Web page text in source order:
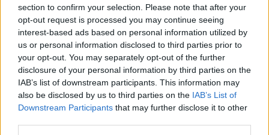
section to confirm your selection. Please note that after your
opt-out request is processed you may continue seeing
interest-based ads based on personal information utilized by
us or personal information disclosed to third parties prior to
your opt-out. You may separately opt-out of the further
disclosure of your personal information by third parties on the
IAB’s list of downstream participants. This information may
also be disclosed by us to third parties on the IAB’s List of
Downstream Participants that may further disclose it to other